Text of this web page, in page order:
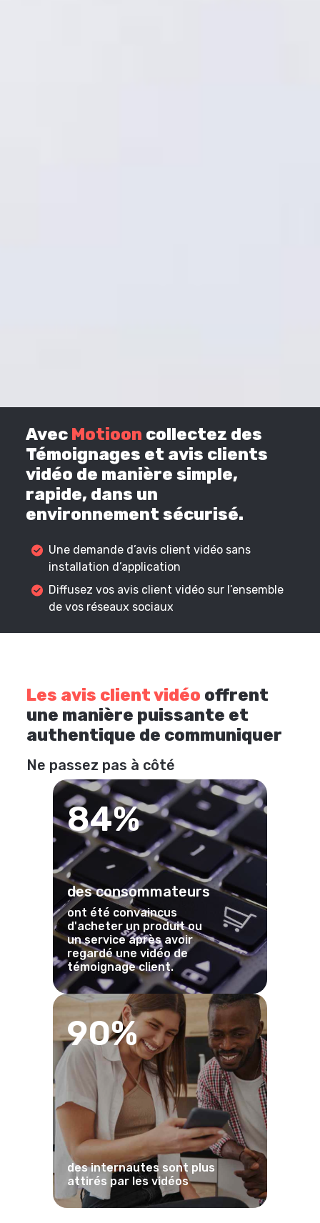
Avec Motioon collectez des
Témoignages et avis clients
vidéo de manière simple,
rapide, dans un
environnement sécurisé.
Une demande d’avis client vidéo sans
installation d’application
Diffusez vos avis client vidéo sur l’ensemble
de vos réseaux sociaux
Les avis client vidéo offrent
une manière puissante et
authentique de communiquer
Ne passez pas à côté
84%
des consommateurs
ont été convaincus
d'acheter un produit ou
un service après avoir
regardé une vidéo de
témoignage client.
90%
des internautes sont plus
attirés par les vidéos